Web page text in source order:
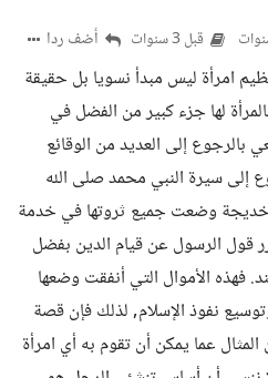
قبل 3 سنوات أضف ردا
امرأة ليس مبدأ نسويا بل حقيقة
لها جزء كبير من الفضل في
بالرجوع إلى العديد من الوقائع
إلى سيرة النبي محمد صلى الله
خديجة وضعت جميع ثروتها في خدمة
قول الرسول عن قيام الدين بفضل
الأموال التي أنفقت وضعها
نفوذ الإسلام, لذلك فإن قصة
عما يمكن أن تقوم به أي امرأة